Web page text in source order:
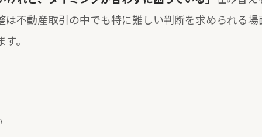
は不動産取引の中でも特に難しい判断を求められる
。